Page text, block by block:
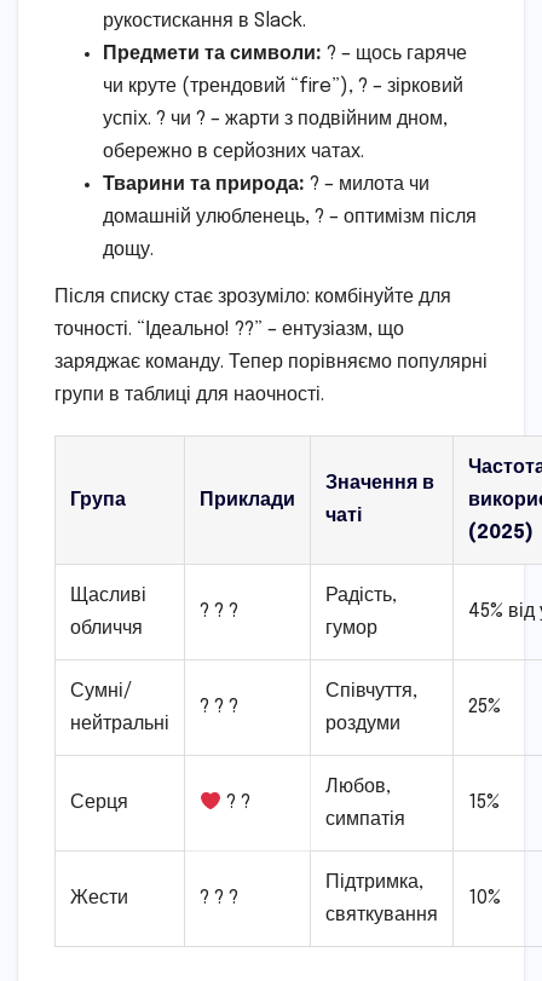
рукостискання в Slack.
Предмети та символи: ? – щось гаряче
чи круте (трендовий “fire”), ? – зірковий
успіх. ? чи ? – жарти з подвійним дном,
обережно в серйозних чатах.
Тварини та природа: ? – милота чи
домашній улюбленець, ? – оптимізм після
дощу.
Після списку стає зрозуміло: комбінуйте для
точності. “Ідеально! ??” – ентузіазм, що
заряджає команду. Тепер порівняємо популярні
групи в таблиці для наочності.
Група Приклади
Значення в
чаті
(2025)
Щасливі
обличчя
? ? ?
Радість,
гумор
45% від
Сумні/
нейтральні
? ? ?
Співчуття,
роздуми
25%
Серця ? ?
Любов,
симпатія
15%
Жести ? ? ?
Підтримка,
святкування
10%